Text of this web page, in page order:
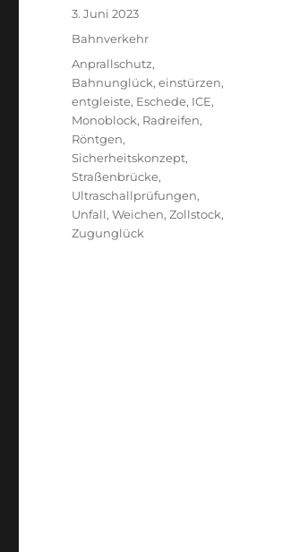
Veröffentlicht
am
3. Juni 2023
Kategorien
Bahnverkehr
Schlagwörter
Anprallschutz,
Bahnunglück,einstürzen,
entgleiste, Eschede, ICE,
Monoblock, Radreifen,
Röntgen,
Sicherheitskonzept,
Straßenbrücke,
Ultraschallprüfungen,
Unfall,Weichen,Zollstock,
Zugunglück